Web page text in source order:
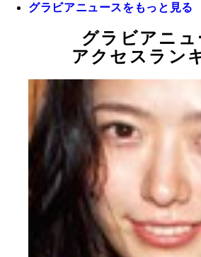
グラビアニュースをもっと見る
グラビアニュ
アクセスラン